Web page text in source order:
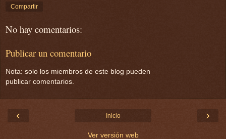
Compartir
No hay comentarios:
Publicar un comentario
Nota: solo los miembros de este blog pueden
publicar comentarios.
‹ ›
Inicio
Ver versión web